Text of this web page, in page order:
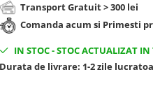
Transport Gratuit > 300 lei
Comanda acum si Primesti
IN STOC-STOC ACTUALIZAT IN
Durata de livrare: 1-2 zile